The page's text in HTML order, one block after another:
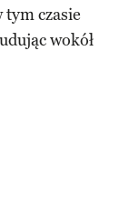
czasie
wokół